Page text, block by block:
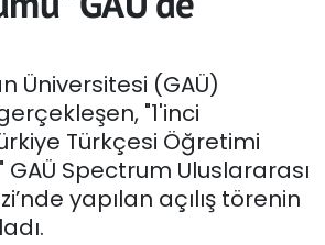
Üniversitesi (GAÜ)
"1'inci
Türkçesi Öğretimi
Spectrum Uluslararası
yapılan açılış törenin